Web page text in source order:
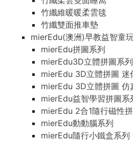
竹纖維暖暖柔雲毯
竹纖雙面推車墊
mierEdu(澳洲)早教益智童
mierEdu拼圖系列
mierEdu3D立體拼圖系列
mierEdu 3D立體拼圖 迷
mierEdu 3D立體拼圖 仿
mierEdu益智學習拼圖系
mierEdu 2合1隨行磁性
mierEdu動動腦系列
mierEdu隨行小鐵盒系列
竹纖維暖暖柔雲毯
竹纖雙面推車墊
mierEdu(澳洲)早教益智童
mierEdu拼圖系列
mierEdu3D立體拼圖系列
mierEdu 3D立體拼圖 迷
mierEdu 3D立體拼圖 仿
mierEdu益智學習拼圖系
mierEdu 2合1隨行磁性
mierEdu動動腦系列
mierEdu隨行小鐵盒系列